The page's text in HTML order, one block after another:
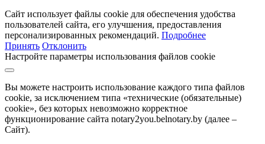
Сайт использует файлы cookie для обеспечения удобства
пользователей сайта, его улучшения, предоставления
персонализированных рекомендаций. Подробнее
Принять Отклонить
Настройте параметры использования файлов cookie
Вы можете настроить использование каждого типа файлов
cookie, за исключением типа «технические (обязательные)
cookie», без которых невозможно корректное
функционирование сайта notary2you.belnotary.by (далее –
Сайт).